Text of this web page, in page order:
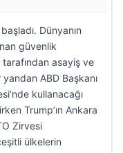
Dünyanın
güvenlik
asayiş ve
ABD Başkanı
kullanacağı
Trump’ın Ankara
Zirvesi
ülkelerin